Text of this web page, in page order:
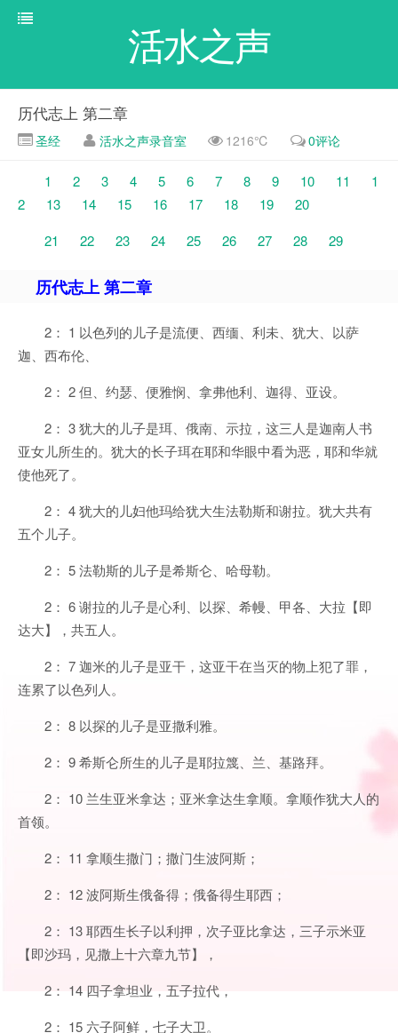
活水之声
历代志上 第二章
圣经 活水之声录音室 1216℃ 0评论
1 2 3 4 5 6 7 8 9 10 11
1
2
13 14 15 16 17 18 19
20
21
22 23 24 25 26 27 28 29
历代志上 第二章
2： 1 以色列的儿子是流便、西缅、利未、犹大、以萨
迦、西布伦、
2： 2 但、约瑟、便雅悯、拿弗他利、迦得、亚设。
2： 3 犹大的儿子是珥、俄南、示拉，这三人是迦南人书
亚女儿所生的。犹大的长子珥在耶和华眼中看为恶，耶和华就
使他死了。
2： 4 犹大的儿妇他玛给犹大生法勒斯和谢拉。犹大共有
五个儿子。
2： 5 法勒斯的儿子是希斯仑、哈母勒。
2： 6 谢拉的儿子是心利、以探、希幔、甲各、大拉【即
达大】，共五人。
2： 7 迦米的儿子是亚干，这亚干在当灭的物上犯了罪，
连累了以色列人。
2： 8 以探的儿子是亚撒利雅。
2： 9 希斯仑所生的儿子是耶拉篾、兰、基路拜。
2： 10 兰生亚米拿达；亚米拿达生拿顺。拿顺作犹大人的
首领。
2： 11 拿顺生撒门；撒门生波阿斯；
2： 12 波阿斯生俄备得；俄备得生耶西；
2： 13 耶西生长子以利押，次子亚比拿达，三子示米亚
【即沙玛，见撒上十六章九节】，
2： 14 四子拿坦业，五子拉代，
2： 15 六子阿鲜，七子大卫。